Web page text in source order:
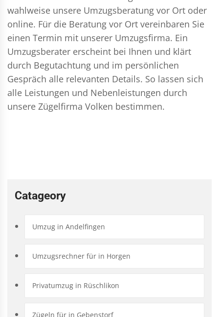
wahlweise unsere Umzugsberatung vor Ort oder
online. Für die Beratung vor Ort vereinbaren Sie
einen Termin mit unserer Umzugsfirma. Ein
Umzugsberater erscheint bei Ihnen und klärt
durch Begutachtung und im persönlichen
Gespräch alle relevanten Details. So lassen sich
alle Leistungen und Nebenleistungen durch
unsere Zügelfirma Volken bestimmen.
Catageory
Umzug in Andelfingen
Umzugsrechner für in Horgen
Privatumzug in Rüschlikon
Zügeln für in Gebenstorf